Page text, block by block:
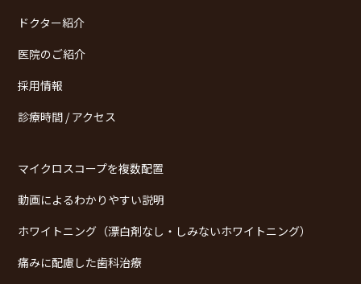
ドクター紹介
医院のご紹介
採用情報
診療時間 / アクセス
マイクロスコープを複数配置
動画によるわかりやすい説明
ホワイトニング（漂白剤なし・しみないホワイトニング）
痛みに配慮した歯科治療